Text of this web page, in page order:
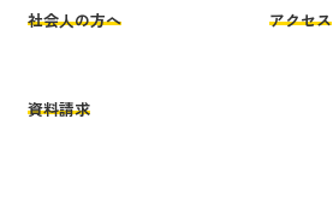
社会人の方へ アクセス
資料請求